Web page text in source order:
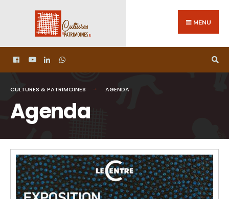
MENU
CULTURES & PATRIMOINES AGENDA
Agenda